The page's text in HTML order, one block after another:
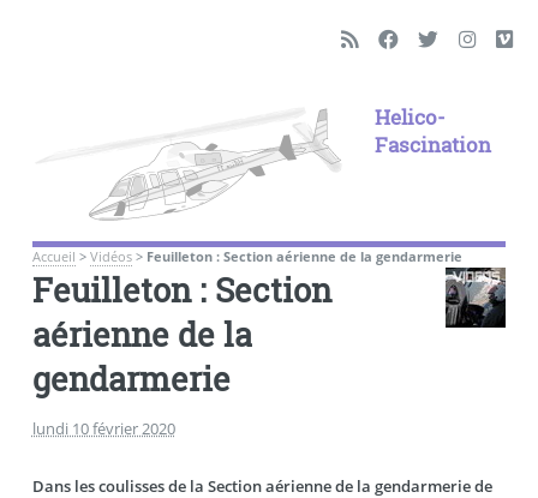
Helico-
Fascination
Accueil > Vidéos> Feuilleton : Section aérienne de la gendarmerie
Feuilleton : Section
aérienne de la
gendarmerie
lundi 10 février 2020
Dans les coulisses de la Section aérienne de la gendarmerie de